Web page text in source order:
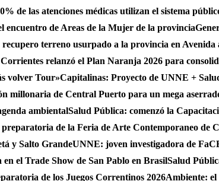
de las atenciones médicas utilizan el sistema
encuentro de Areas de la Mujer de la provincia
terreno usurpado a la provincia en Avenida
relanzó el Plan Naranja 2026 para
volver Tour»Capitalinas: Proyecto de UNNE +
millonaria de Central Puerto para un mega
ambientalSalud Pública: comenzó la
de la Feria de Arte Contemporaneo de
y Salto GrandeUNNE: joven investigadora de
el Trade Show de San Pablo en BrasilSalud
de los Juegos Correntinos 2026Ambiente: el